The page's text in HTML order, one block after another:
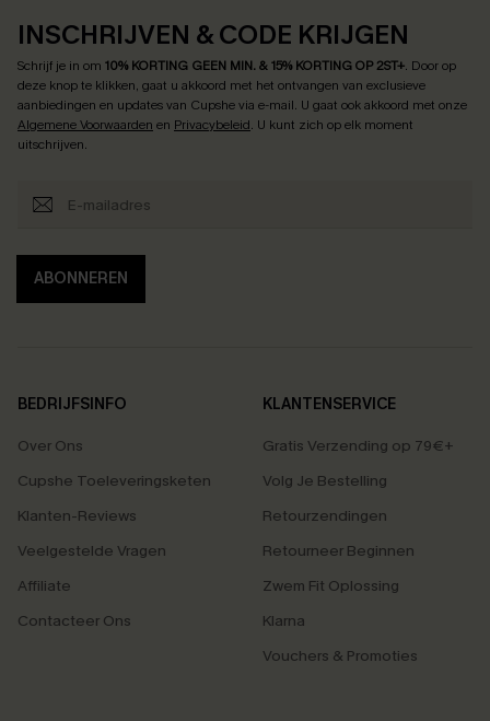
INSCHRIJVEN & CODE KRIJGEN
Schrijf je in om 10% KORTING GEEN MIN. & 15% KORTING OP 2ST+. Door op
deze knop te klikken, gaat u akkoord met het ontvangen van exclusieve
aanbiedingen en updates van Cupshe via e-mail. U gaat ook akkoord met onze
Algemene Voorwaarden en Privacybeleid. U kunt zich op elk moment
uitschrijven.
ABONNEREN
BEDRIJFSINFO
Over Ons
Cupshe Toeleveringsketen
Klanten-Reviews
Veelgestelde Vragen
Affiliate
Contacteer Ons
KLANTENSERVICE
Gratis Verzending op 79€+
Volg Je Bestelling
Retourzendingen
Retourneer Beginnen
Zwem Fit Oplossing
Klarna
Vouchers & Promoties